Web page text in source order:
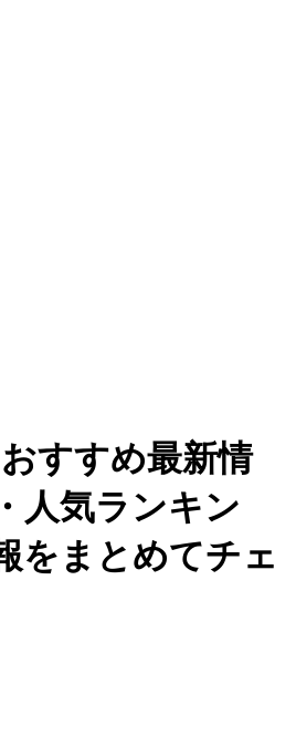
すすめ最新情
人気ランキン
をまとめてチェ